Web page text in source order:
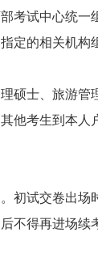
试中心统一
定的相关机构
士、旅游管
他考生到本
试交卷出场
不得再进场续